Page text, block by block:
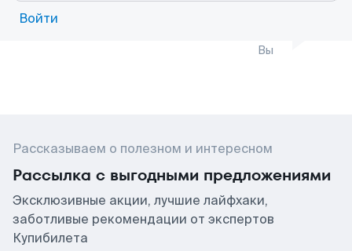
Войти
Вы
Рассказываем о полезном и интересном
Рассылка с выгодными предложениями
Эксклюзивные акции, лучшие лайфхаки,
заботливые рекомендации от экспертов
Купибилета